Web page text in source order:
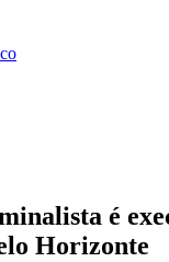
é
Horizonte